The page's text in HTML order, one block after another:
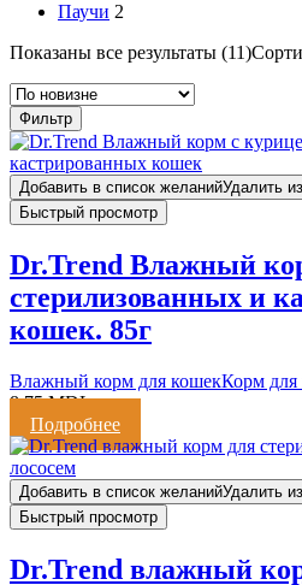
Паучи 2
Показаны все результаты (11)
Фильтр
Добавить в список желанийУдалить
Быстрый просмотр
Dr.Trend Влажный
стерилизованных и
кошек. 85г
Влажный корм для кошекКорм для
8,75MDL
Подробнее
Добавить в список желанийУдалить
Быстрый просмотр
Dr.Trend влажный